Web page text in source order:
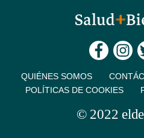
QUIÉNES SOMOS
POLÍTICAS DE COOKIES
© 2022